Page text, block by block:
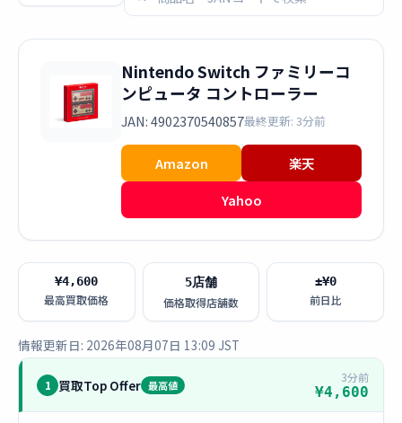
Nintendo Switch ファミリーコ
ンピュータ コントローラー
JAN: 4902370540857最終更新: 3分前
Amazon
楽天
Yahoo
¥4,600
最高買取価格
5店舗
価格取得店舗数
±¥0
前日比
情報更新日: 2026年08月07日 13:09 JST
1 買取Top Offer 最高値
3分前
¥4,600